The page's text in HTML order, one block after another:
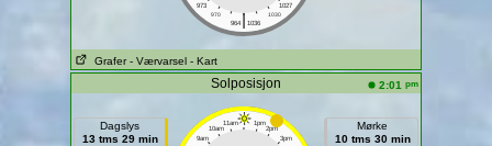
973
1027
970
1030
|
964 1036
Grafer - Værvarsel - Kart
Solposisjon 2:01 pm
Dagslys
13 tms 29 min
11am 1pm
10am 2pm
9am 3pm
Mørke
10 tms 30 min